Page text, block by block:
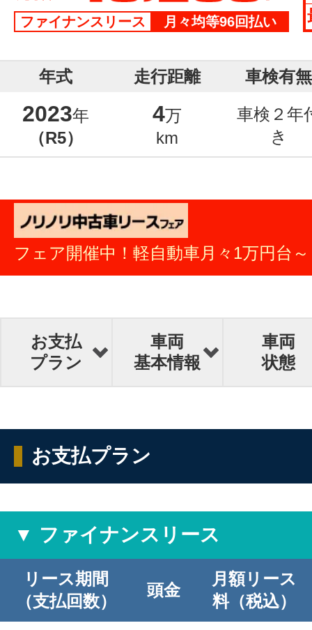
ファイナンスリース 月々均等96回払い
年式 走行距離 車検有無
2023年
（R5）
4万
km
車検２年
き
フェア開催中！軽自動車月々1万円台～
お支払
プラン
車両
基本情報
車両
状態
お支払プラン
▼ ファイナンスリース
リース期間
（支払回数）
頭金
月額リース
料（税込）